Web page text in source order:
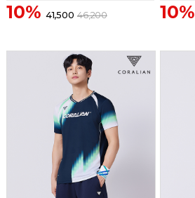
10% 41,500 46,200 10%